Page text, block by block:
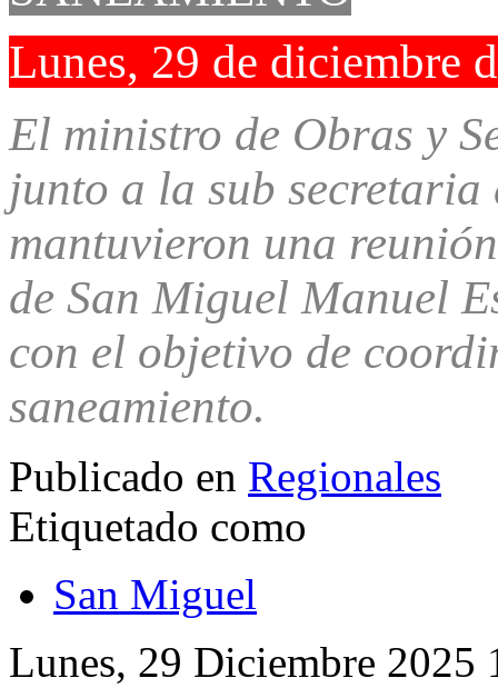
Lunes, 29 de diciembre
El ministro de Obras y
junto a la sub
mantuvieron una
de San Miguel Manuel
con el objetivo de
saneamiento.
Publicado en Regionales
Etiquetado como
San Miguel
Lunes, 29 Diciembre 2025